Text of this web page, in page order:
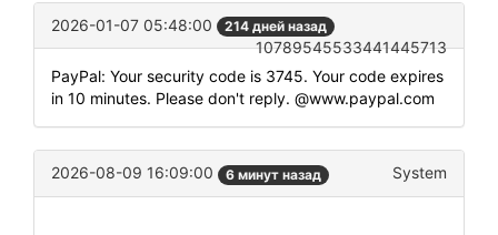
2026-01-07 05:48:00 214 дней назад
10789545533441445713
PayPal: Your security code is 3745. Your code expires
in 10 minutes. Please don't reply. @www.paypal.com
2026-08-09 16:09:00 6 минут назад System